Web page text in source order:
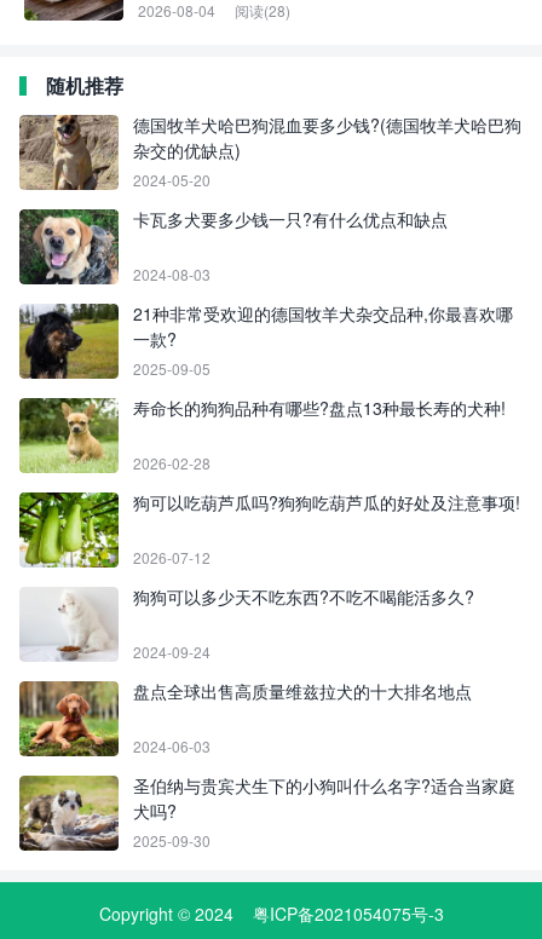
2026-08-04 阅读(28)
随机推荐
德国牧羊犬哈巴狗混血要多少钱?(德国牧羊犬哈巴狗
杂交的优缺点)
2024-05-20
卡瓦多犬要多少钱一只?有什么优点和缺点
2024-08-03
21种非常受欢迎的德国牧羊犬杂交品种,你最喜欢哪
一款?
2025-09-05
寿命长的狗狗品种有哪些?盘点13种最长寿的犬种!
2026-02-28
狗可以吃葫芦瓜吗?狗狗吃葫芦瓜的好处及注意事项!
2026-07-12
狗狗可以多少天不吃东西?不吃不喝能活多久?
2024-09-24
盘点全球出售高质量维兹拉犬的十大排名地点
2024-06-03
圣伯纳与贵宾犬生下的小狗叫什么名字?适合当家庭
犬吗?
2025-09-30
Copyright © 2024 粤ICP备2021054075号-3